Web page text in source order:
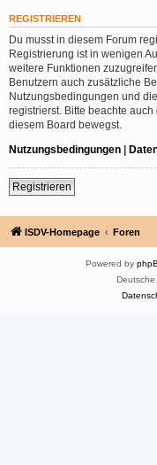
REGISTRIEREN
Du musst in diesem Forum
Registrierung ist in wenigen
weitere Funktionen
Benutzern auch zusätzliche
Nutzungsbedingungen und
registrierst. Bitte beachte
diesem Board bewegst.
Nutzungsbedingungen |
Registrieren
ISDV-Homepage Foren
Powered by